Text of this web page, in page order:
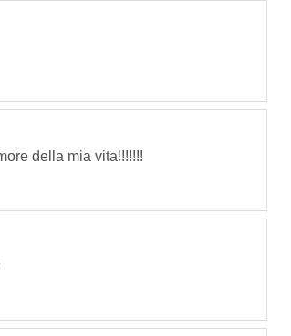
della mia vita!!!!!!!